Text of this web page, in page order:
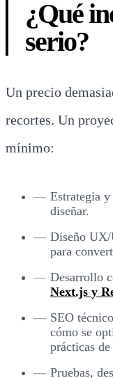
¿Qué
serio?
Un precio
recortes. Un
mínimo:
Estrategia
diseñar.
Diseño UX/
para
Desarrollo
Next.js y
SEO
cómo se
prácticas
Pruebas,